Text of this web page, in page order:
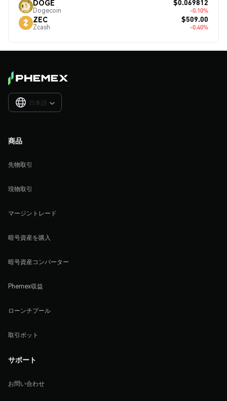
DOGE
Dogecoin
$0.069812
-0.10%
ZEC
Zcash
$509.00
-0.40%
日本語 
商品
先物取引
現物取引
マージントレード
暗号資産を購入
暗号資産コンバーター
Phemex収益
ローンチプール
取引ボット
サポート
お問い合わせ